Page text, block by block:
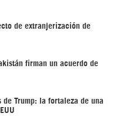
de extranjerización de
firman un acuerdo de
de Trump: la fortaleza de una